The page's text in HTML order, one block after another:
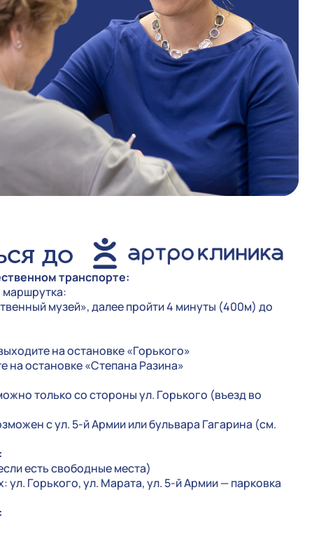
до
транспорте:
маршрутка:
музей», далее пройти 4 минуты (400м) до
на остановке «Горького»
на остановке «Степана Разина»
только со стороны ул. Горького (въезд во
с ул. 5-й Армии или бульвара Гагарина (см.
есть свободные места)
ул. Горького, ул. Марата, ул. 5-й Армии — парковка